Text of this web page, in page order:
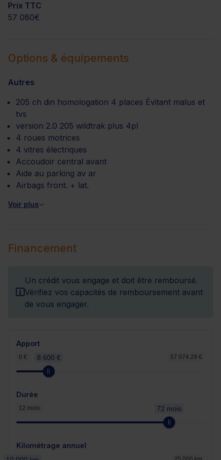
Prix TTC
57 080€
Options & équipements
Autres
205 ch din homologation 4 places Évitant malus et
tvs
version 2.0 205 wildtrak plus 4pl
4 roues motrices
4 vitres électriques
Accoudoir central avant
Aide au parking av ar
Airbags front. + lat.
Voir plus
Financement
Un crédit vous engage et doit être remboursé.
Vérifiez vos capacités de remboursement avant
de vous engager.
Apport
0 € 57 074.29 €
8 600 €
Durée
12 mois 72 mois
Kilométrage annuel